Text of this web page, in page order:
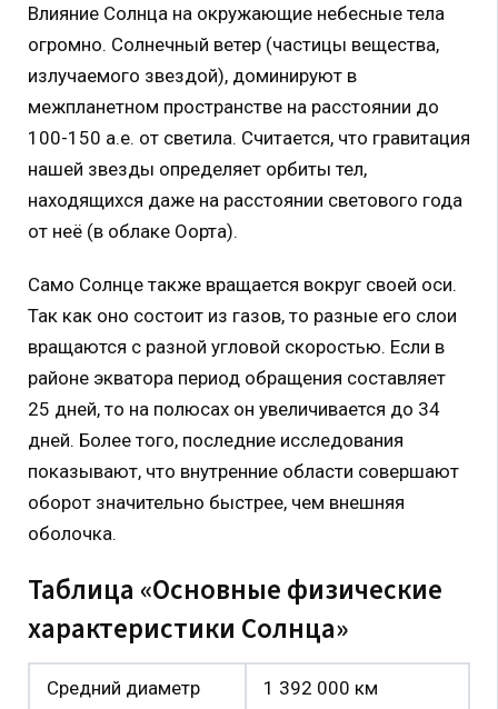
Влияние Солнца на окружающие небесные тела
огромно. Солнечный ветер (частицы вещества,
излучаемого звездой), доминируют в
межпланетном пространстве на расстоянии до
100-150 а.е. от светила. Считается, что гравитация
нашей звезды определяет орбиты тел,
находящихся даже на расстоянии светового года
от неё (в облаке Оорта).
Само Солнце также вращается вокруг своей оси.
Так как оно состоит из газов, то разные его слои
вращаются с разной угловой скоростью. Если в
районе экватора период обращения составляет
25 дней, то на полюсах он увеличивается до 34
дней. Более того, последние исследования
показывают, что внутренние области совершают
оборот значительно быстрее, чем внешняя
оболочка.
Таблица «Основные физические
характеристики Солнца»
Средний диаметр 1 392 000 км